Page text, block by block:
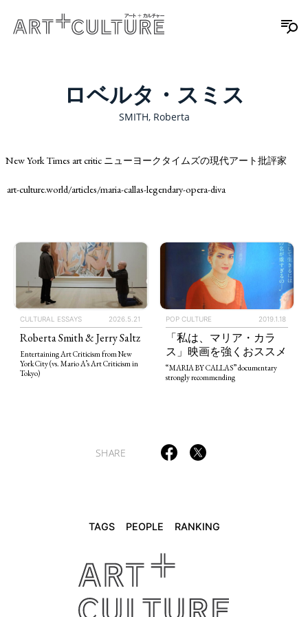
TAGS RANKING
REVIEWS ARTICLES
ロベルタ・スミス
SMITH, Roberta
New York Times art critic ニューヨークタイムズの現代アート批評家
art-culture.world/articles/maria-callas-legendary-opera-diva
CULTURAL ESSAYS 2026.5.21
Roberta Smith & Jerry Saltz
Entertaining Art Criticism from New
York City (vs. Mario A’s Art Criticism in
Tokyo)
POP CULTURE 2019.1.18
「私は、マリア・カラ
ス」映画を強くおススメ
“MARIA BY CALLAS” documentary
strongly recommending
SHARE
TAGS PEOPLE RANKING